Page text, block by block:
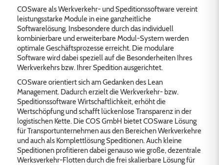
COSware als Werkverkehr- und Speditionssoftware vereint
leistungsstarke Module in eine ganzheitliche
Softwarelösung. Insbesondere durch das individuell
kombinierbare und erweiterbare Modul-System werden
optimale Geschäftsprozesse erreicht. Die modulare
Software wird dabei speziell auf die Besonderheiten Ihres
Werkverkehrs bzw. Ihrer Spedition ausgerichtet.
COSware orientiert sich am Gedanken des Lean
Management. Dadurch erzielt die Werkverkehr- bzw.
Speditionssoftware Wirtschaftlichkeit, erhöht die
Wertschöpfung und schafft lückenlose Transparenz in der
logistischen Kette. Die COS GmbH bietet COSware Lösung
für Transportunternehmen aus den Bereichen Werkverkehre
und auch als Komplettlösung Speditionen. Auch kleine
Speditionen profitieren dabei genauso wie große, dezentrale
Werksverkehr-Flotten durch die frei skalierbare Lösung für